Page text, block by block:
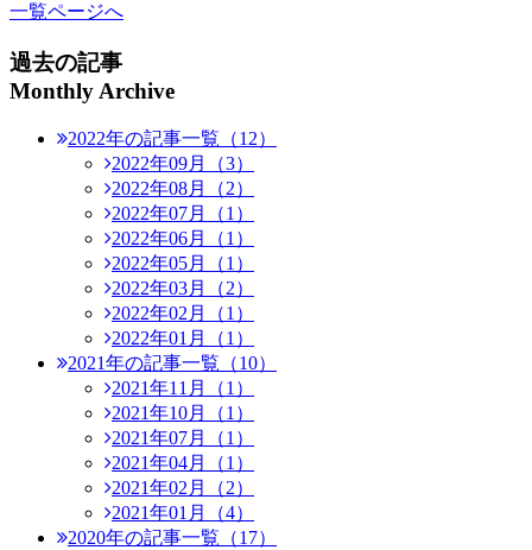
一覧ページへ
過去の記事
Monthly Archive
2022年の記事一覧（12）
2022年09月（3）
2022年08月（2）
2022年07月（1）
2022年06月（1）
2022年05月（1）
2022年03月（2）
2022年02月（1）
2022年01月（1）
2021年の記事一覧（10）
2021年11月（1）
2021年10月（1）
2021年07月（1）
2021年04月（1）
2021年02月（2）
2021年01月（4）
2020年の記事一覧（17）